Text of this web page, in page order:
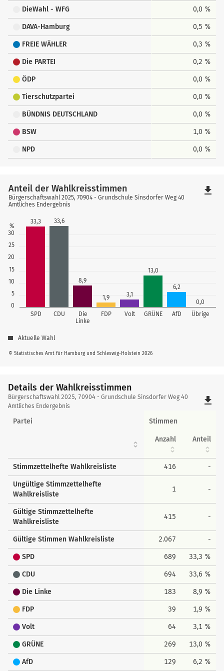
DieWahl - WFG 0,0 %
DAVA-Hamburg 0,5 %
FREIE WÄHLER 0,3 %
Die PARTEI 0,2 %
ÖDP 0,0 %
Tierschutzpartei 0,0 %
BÜNDNIS DEUTSCHLAND 0,0 %
BSW 1,0 %
NPD 0,0 %
0
5
10
15
20
25
30
%
SPD CDU
Die
Linke
FDP Volt GRÜNE AfD Übrige
33,3 33,6
8,9
1,9 3,1
13,0
6,2
0,0
© Statistisches Amt für Hamburg und Schleswig-Holstein 2026
Anteil der Wahlkreisstimmen
Bürgerschaftswahl 2025, 70904 - Grundschule Sinsdorfer Weg 40
Amtliches Endergebnis
Aktuelle Wahl
file_download
Details der Wahlkreisstimmen
Details
der
Wahlkreisstimmen
Bürgerschaftswahl 2025, 70904 - Grundschule Sinsdorfer Weg 40
Amtliches Endergebnis
file_download
Partei Stimmen
Anzahl Anteil
Stimmzettelhefte Wahlkreisliste 416 -
Ungültige Stimmzettelhefte
Wahlkreisliste
1 -
Gültige Stimmzettelhefte
Wahlkreisliste
415 -
Gültige Stimmen Wahlkreisliste 2.067 -
SPD 689 33,3 %
CDU 694 33,6 %
Die Linke 183 8,9 %
FDP 39 1,9 %
Volt 64 3,1 %
GRÜNE 269 13,0 %
AfD 129 6,2 %